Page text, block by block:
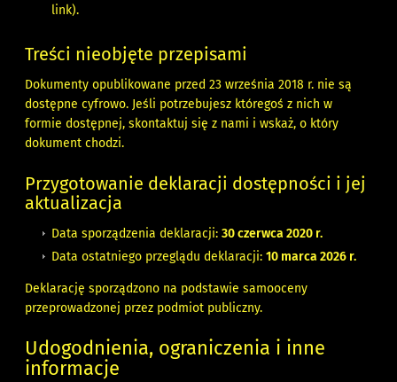
link).
Treści nieobjęte przepisami
Dokumenty opublikowane przed 23 września 2018 r. nie są
dostępne cyfrowo. Jeśli potrzebujesz któregoś z nich w
formie dostępnej, skontaktuj się z nami i wskaż, o który
dokument chodzi.
Przygotowanie deklaracji dostępności i jej
aktualizacja
Data sporządzenia deklaracji:30 czerwca 2020 r.
Data ostatniego przeglądu deklaracji:10 marca 2026 r.
Deklarację sporządzono na podstawie samooceny
przeprowadzonej przez podmiot publiczny.
Udogodnienia, ograniczenia i inne
informacje